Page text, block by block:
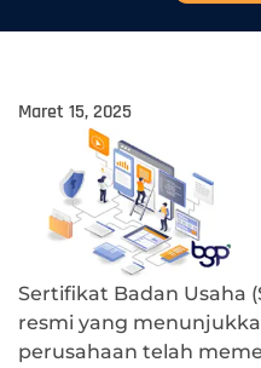
Maret 15, 2025
Sertifikat Badan Usaha
resmi yang
perusahaan telah